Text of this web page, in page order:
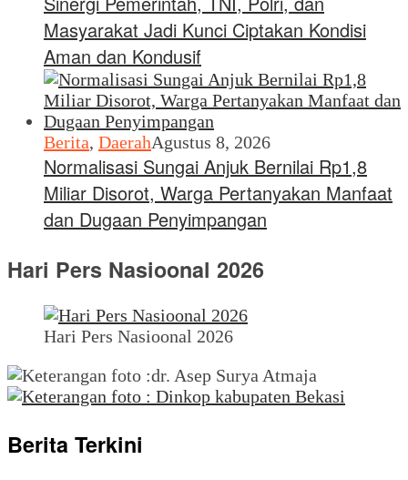
Masyarakat Jadi Kunci Ciptakan Kondisi
Aman dan Kondusif
Berita, DaerahAgustus 8, 2026
Normalisasi Sungai Anjuk Bernilai Rp1,8
Miliar Disorot, Warga Pertanyakan Manfaat
dan Dugaan Penyimpangan
Hari Pers Nasioonal 2026
Hari Pers Nasioonal 2026
Berita Terkini